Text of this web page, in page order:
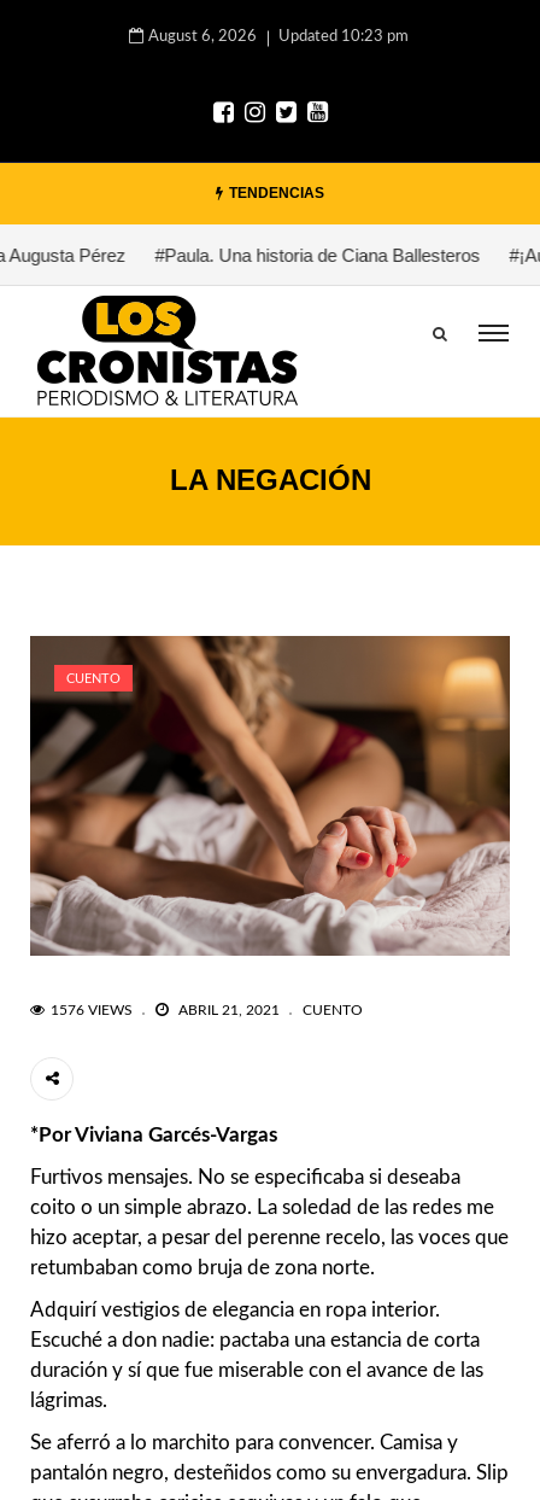
August 6, 2026 Updated 10:23 pm
TENDENCIAS
Pérez #Paula. Una historia de Ciana Ballesteros
LA NEGACIÓN
CUENTO
1576 VIEWS ABRIL 21, 2021 CUENTO
*Por Viviana Garcés-Vargas
Furtivos mensajes. No se especificaba si deseaba
coito o un simple abrazo. La soledad de las redes me
hizo aceptar, a pesar del perenne recelo, las voces que
retumbaban como bruja de zona norte.
Adquirí vestigios de elegancia en ropa interior.
Escuché a don nadie: pactaba una estancia de corta
duración y sí que fue miserable con el avance de las
lágrimas.
Se aferró a lo marchito para convencer. Camisa y
pantalón negro, desteñidos como su envergadura. Slip